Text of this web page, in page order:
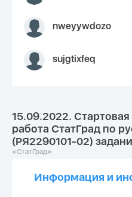
nweyywdozo
sujgtixfeq
15.09.2022.
работа СтатГрад по
(РЯ2290101-02)
«СтатГрад»
Информация и